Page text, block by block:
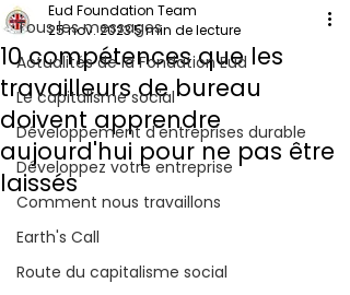
Tous les messages
Actualités de la Fondation Eud
Le capitalisme social
Développement d'entreprises durable
Développez votre entreprise
Comment nous travaillons
Earth's Call
Route du capitalisme social
10 compétences que les
travailleurs de bureau
doivent apprendre
aujourd'hui pour ne pas être
laissés
Eud Foundation Team
25 nov. 20235 min de lecture